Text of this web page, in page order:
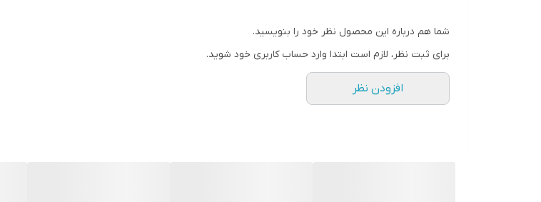
شما هم درباره این محصول نظر خود را بنویسید.
برای ثبت نظر، لازم است ابتدا وارد حساب کاربری خود شوید.
افزودن نظر